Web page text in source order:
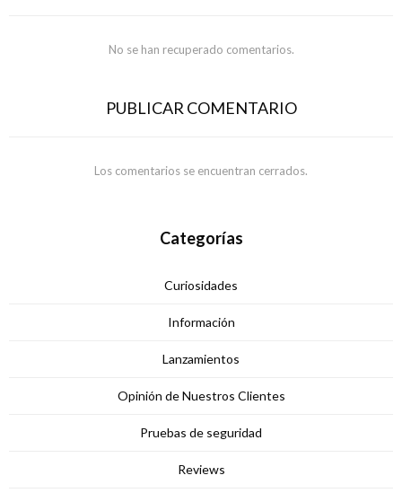
No se han recuperado comentarios.
PUBLICAR COMENTARIO
Los comentarios se encuentran cerrados.
Categorías
Curiosidades
Información
Lanzamientos
Opinión de Nuestros Clientes
Pruebas de seguridad
Reviews